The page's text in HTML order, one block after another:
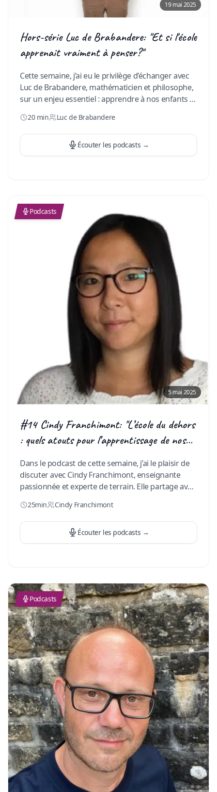
19 mai 2025
Hors-série Luc de Brabandere: "Et si l'école
apprenait vraiment à penser?"
Cette semaine, j’ai eu le privilège d’échanger avec
Luc de Brabandere, mathématicien et philosophe,
sur un enjeu essentiel : apprendre à nos enfants à
Comment stimuler l’imagination et l’innovation en
classe ? Pourquoi la créativité doit-elle devenir une
mission de l’école ? Autant de questions
passionnantes abordées dans cet épisode. Curieux
20 min Luc de Brabandere
Écouter les podcasts →
Podcasts
5 mai 2025
#14 Cindy Franchimont: "L’école du dehors
: quels atouts pour l’apprentissage de nos
Dans le podcast de cette semaine, j’ai le plaisir de
discuter avec Cindy Franchimont, enseignante
passionnée et experte de terrain. Elle partage avec
les atouts de l’école du dehors. Quels bénéfices
concrets pour nos élèves ? Comment l’intégrer
efficacement dans nos écoles ? Tu cherches des
idées concrètes et inspirantes ? Ne cherche pas
25min Cindy Franchimont
Écouter les podcasts →
Podcasts